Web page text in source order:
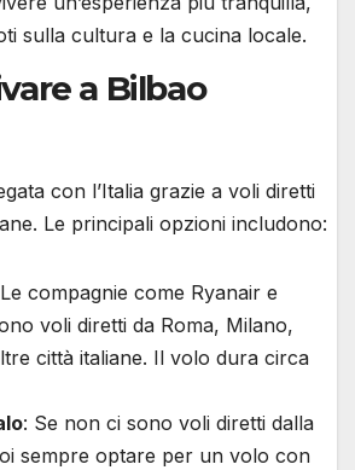
sulla cultura e la cucina locale.
a Bilbao
con l’Italia grazie a voli diretti
Le principali opzioni includono:
compagnie come Ryanair e
voli diretti da Roma, Milano,
città italiane. Il volo dura circa
: Se non ci sono voli diretti dalla
sempre optare per un volo con